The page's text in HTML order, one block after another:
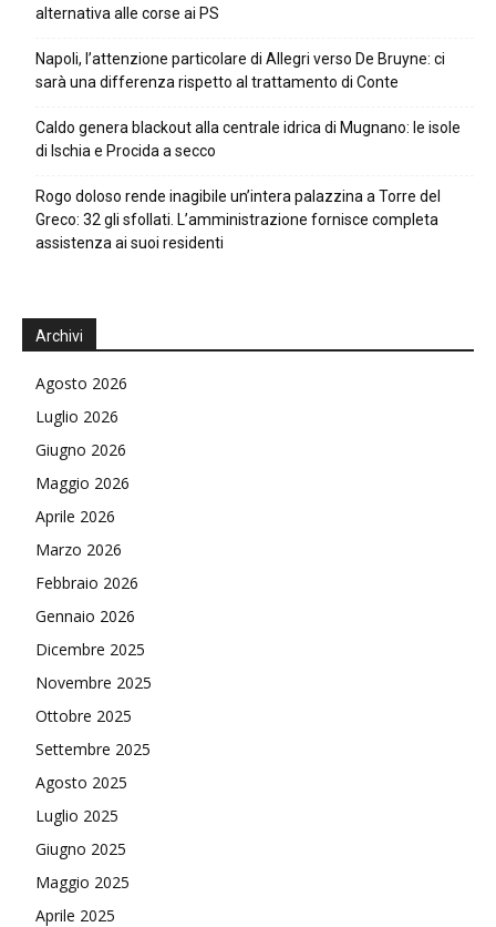
alternativa alle corse ai PS
Napoli, l’attenzione particolare di Allegri verso De Bruyne: ci
sarà una differenza rispetto al trattamento di Conte
Caldo genera blackout alla centrale idrica di Mugnano: le isole
di Ischia e Procida a secco
Rogo doloso rende inagibile un’intera palazzina a Torre del
Greco: 32 gli sfollati. L’amministrazione fornisce completa
assistenza ai suoi residenti
Archivi
Agosto 2026
Luglio 2026
Giugno 2026
Maggio 2026
Aprile 2026
Marzo 2026
Febbraio 2026
Gennaio 2026
Dicembre 2025
Novembre 2025
Ottobre 2025
Settembre 2025
Agosto 2025
Luglio 2025
Giugno 2025
Maggio 2025
Aprile 2025